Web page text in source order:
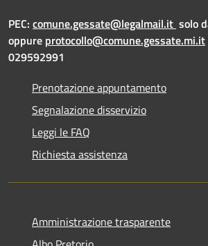
PEC: comune.gessate@legalmail.it solo
oppure protocollo@comune.gessate.mi.it
029592991
Prenotazione appuntamento
Segnalazione disservizio
Leggi le FAQ
Richiesta assistenza
Amministrazione trasparente